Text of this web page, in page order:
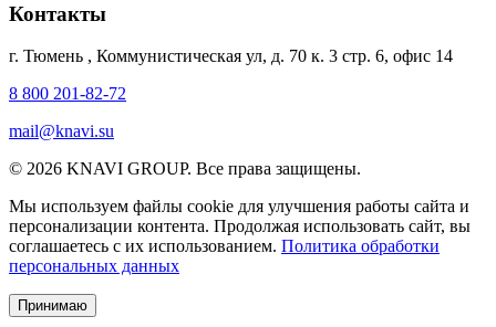
Контакты
г. Тюмень , Коммунистическая ул, д. 70 к. 3 стр. 6, офис 14
8 800 201-82-72
mail@knavi.su
© 2026 KNAVI GROUP. Все права защищены.
Мы используем файлы cookie для улучшения работы сайта и
персонализации контента. Продолжая использовать сайт, вы
соглашаетесь с их использованием. Политика обработки
персональных данных
Принимаю